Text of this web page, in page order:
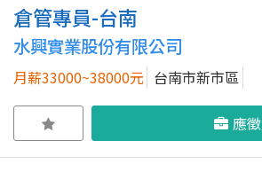
倉管專員-台南
水興實業股份有限公司
月薪33000~38000元 台南市新市區
應徵